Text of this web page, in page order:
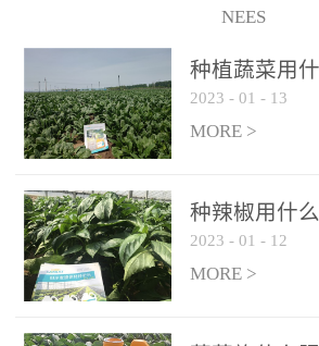
灌：亩用量2-3公斤，冲施
进水75%后再进肥效果更
佳。
底肥。
灌及无土栽培和营养液的
配方施肥。1、苗期冲施、
滴灌:3-5kg/亩/次(45-75kg/
公顷/次)。2、花前花后或
生长前期︰冲施、滴灌2.5-
5kg/亩/次配合大量元素水
溶肥一起使用，花芽、花
苞饱满，座果率高。3、幼
方法】
灌及无
配方施
5kg/亩/
NEES
种植蔬菜用
2023 - 01 - 13
MORE >
种辣椒用什
2023 - 01 - 12
MORE >